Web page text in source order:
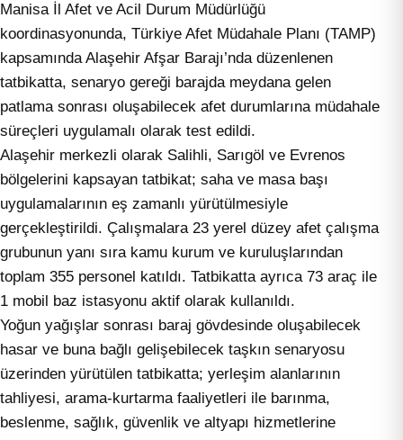
Manisa İl Afet ve Acil Durum Müdürlüğü
koordinasyonunda, Türkiye Afet Müdahale Planı (TAMP)
kapsamında Alaşehir Afşar Barajı’nda düzenlenen
tatbikatta, senaryo gereği barajda meydana gelen
patlama sonrası oluşabilecek afet durumlarına müdahale
süreçleri uygulamalı olarak test edildi.
Alaşehir merkezli olarak Salihli, Sarıgöl ve Evrenos
bölgelerini kapsayan tatbikat; saha ve masa başı
uygulamalarının eş zamanlı yürütülmesiyle
gerçekleştirildi. Çalışmalara 23 yerel düzey afet çalışma
grubunun yanı sıra kamu kurum ve kuruluşlarından
toplam 355 personel katıldı. Tatbikatta ayrıca 73 araç ile
1 mobil baz istasyonu aktif olarak kullanıldı.
Yoğun yağışlar sonrası baraj gövdesinde oluşabilecek
hasar ve buna bağlı gelişebilecek taşkın senaryosu
üzerinden yürütülen tatbikatta; yerleşim alanlarının
tahliyesi, arama-kurtarma faaliyetleri ile barınma,
beslenme, sağlık, güvenlik ve altyapı hizmetlerine